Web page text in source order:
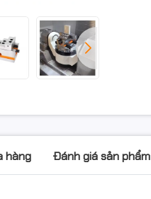
hàng Đánh giá sản phẩm